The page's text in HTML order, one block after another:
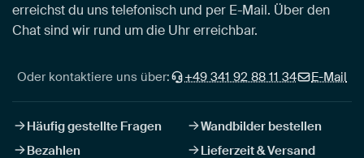
erreichst du uns telefonisch und per E-Mail. Über den
Chat sind wir rund um die Uhr erreichbar.
Oder kontaktiere uns über: +49 341 92 88 11 34 E-Mail
Häufig gestellte Fragen
Wandbilder bestellen
Bezahlen
Lieferzeit & Versand